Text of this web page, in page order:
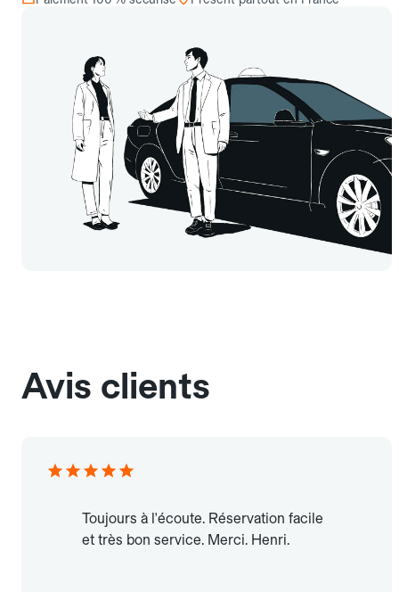
Avis clients
Toujours à l'écoute. Réservation facile
et très bon service. Merci. Henri.